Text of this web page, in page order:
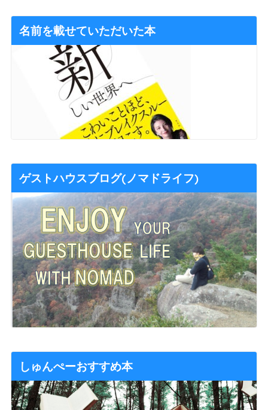
名前を載せていただいた本
ゲストハウスブログ(ノマドライフ)
しゅんぺーおすすめ本